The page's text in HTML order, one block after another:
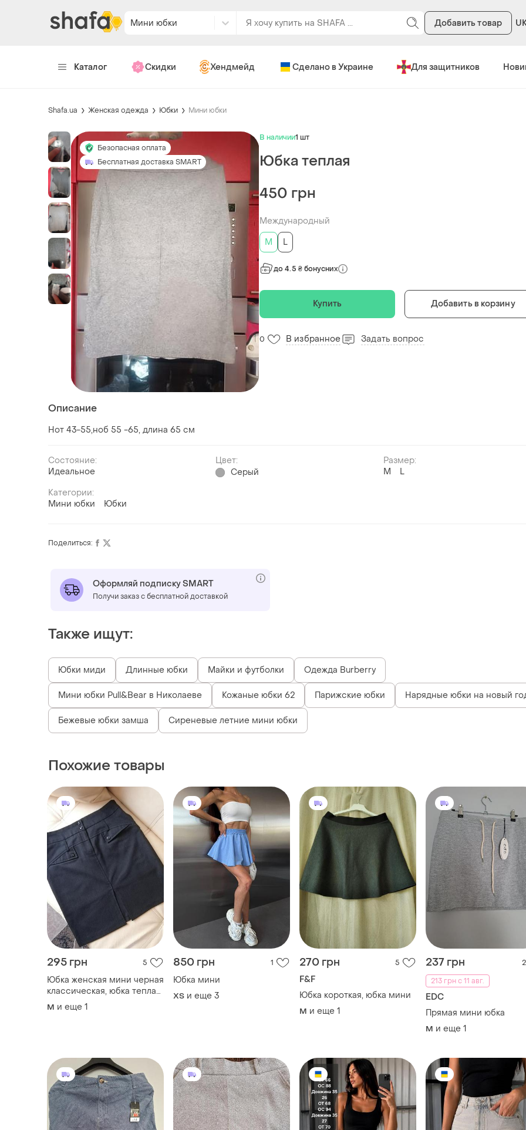
Мини юбки Добавить товар
Каталог Скидки Хендмейд Сделано в Украине Для защитников
Shafa.ua Женская одежда Юбки Мини юбки
Безопасная оплата
Бесплатная доставка SMART
В наличии1 шт
Юбка теплая
450 грн
Международный
M
L
до 4.5 ₴ бонусних
Купить Добавить в корзину
0 В избранное Задать вопрос
Описание
Нот 43-55,ноб 55 -65, длина 65 см
Состояние:
Идеальное
Цвет:
Серый
Размер:
M
L
Категории:
Мини юбки
Юбки
Поделиться:
Оформляй подписку SMART
Получи заказ с бесплатной доставкой
Также ищут:
Юбки миди Длинные юбки Майки и футболки Одежда Burberry
Мини юбки Pull&Bear в Николаеве Кожаные юбки 62 Парижские юбки Нарядные юбки на новый
Бежевые юбки замша Сиреневые летние мини юбки
Похожие товары
295 грн 5
Юбка женская мини черная
классическая, юбка теплая,
юбка офисная графит
M и еще 1
850 грн 1
Юбка мини
ХS и еще 3
270 грн 5
F&F
Юбка короткая, юбка мини
M и еще 1
237 грн
2
213 грн с 11 авг.
EDC
Прямая мини юбка
M и еще 1